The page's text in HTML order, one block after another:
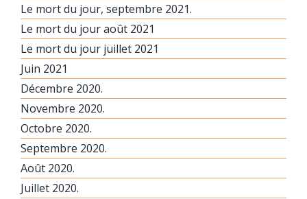
Le mort du jour, septembre 2021.
Le mort du jour août 2021
Le mort du jour juillet 2021
Juin 2021
Décembre 2020.
Novembre 2020.
Octobre 2020.
Septembre 2020.
Août 2020.
Juillet 2020.